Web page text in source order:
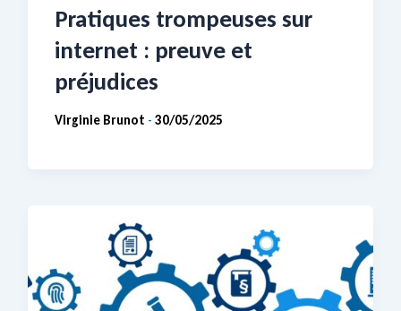
Pratiques trompeuses sur
internet : preuve et
préjudices
Virginie Brunot - 30/05/2025